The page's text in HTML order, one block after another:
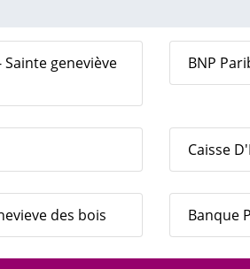
geneviève
BNP
Caisse
des bois Banque